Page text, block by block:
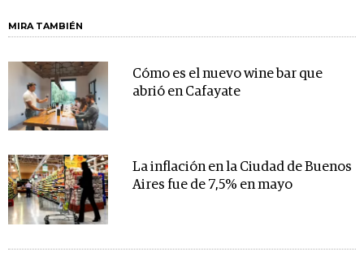
MIRA TAMBIÉN
Cómo es el nuevo wine bar que
abrió en Cafayate
La inflación en la Ciudad de Buenos
Aires fue de 7,5% en mayo